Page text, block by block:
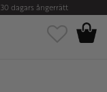
30 dagars ångerrätt
Favoriter